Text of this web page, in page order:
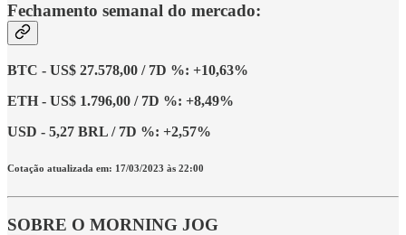
Fechamento semanal do mercado:
BTC - US$ 27.578,00 / 7D %: +10,63%
ETH - US$ 1.796,00 / 7D %: +8,49%
USD - 5,27 BRL / 7D %: +2,57%
Cotação atualizada em: 17/03/2023 às 22:00
SOBRE O MORNING JOG